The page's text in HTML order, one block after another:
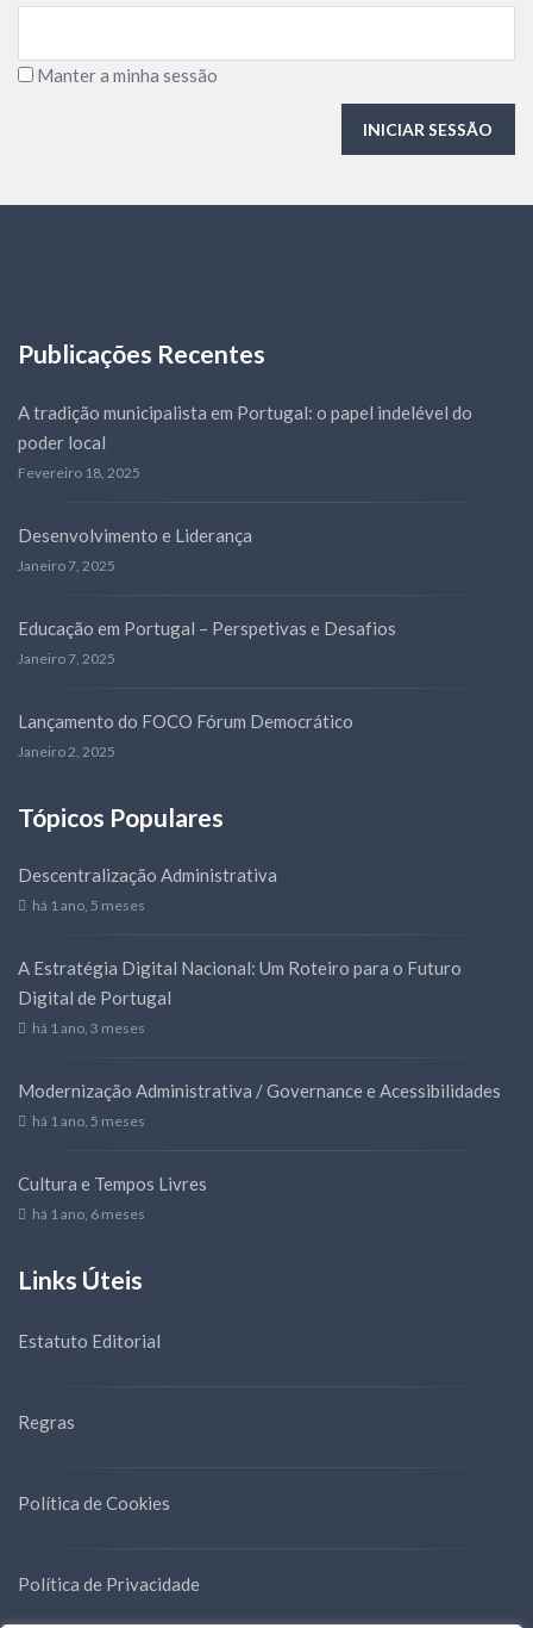
Manter a minha sessão
INICIAR SESSÃO
Publicações Recentes
A tradição municipalista em Portugal: o papel indelével do
poder local
Fevereiro 18, 2025
Desenvolvimento e Liderança
Janeiro 7, 2025
Educação em Portugal – Perspetivas e Desafios
Janeiro 7, 2025
Lançamento do FOCO Fórum Democrático
Janeiro 2, 2025
Tópicos Populares
Descentralização Administrativa
há 1 ano, 5 meses
A Estratégia Digital Nacional: Um Roteiro para o Futuro
Digital de Portugal
há 1 ano, 3 meses
Modernização Administrativa / Governance e Acessibilidades
há 1 ano, 5 meses
Cultura e Tempos Livres
há 1 ano, 6 meses
Links Úteis
Estatuto Editorial
Regras
Política de Cookies
Política de Privacidade